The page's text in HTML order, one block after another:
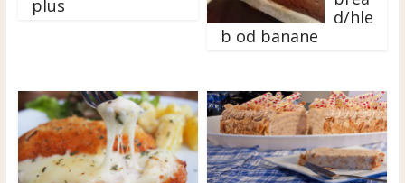
plus
d/hle
b od banane